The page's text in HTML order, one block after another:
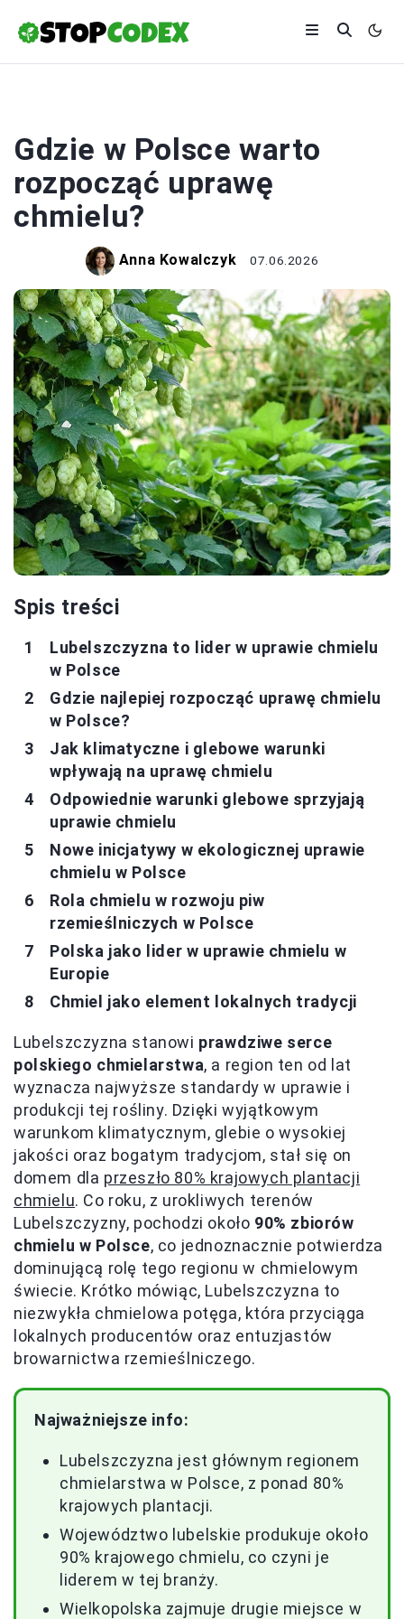
Gdzie w Polsce warto
rozpocząć uprawę
chmielu?
Anna Kowalczyk 07.06.2026
Spis treści
Lubelszczyzna to lider w uprawie chmielu
w Polsce
Gdzie najlepiej rozpocząć uprawę chmielu
w Polsce?
Jak klimatyczne i glebowe warunki
wpływają na uprawę chmielu
Odpowiednie warunki glebowe sprzyjają
uprawie chmielu
Nowe inicjatywy w ekologicznej uprawie
chmielu w Polsce
Rola chmielu w rozwoju piw
rzemieślniczych w Polsce
Polska jako lider w uprawie chmielu w
Europie
Chmiel jako element lokalnych tradycji
Lubelszczyzna stanowi prawdziwe serce
polskiego chmielarstwa, a region ten od lat
wyznacza najwyższe standardy w uprawie i
produkcji tej rośliny. Dzięki wyjątkowym
warunkom klimatycznym, glebie o wysokiej
jakości oraz bogatym tradycjom, stał się on
domem dla przeszło 80% krajowych plantacji
chmielu. Co roku, z urokliwych terenów
Lubelszczyzny, pochodzi około 90% zbiorów
chmielu w Polsce, co jednoznacznie potwierdza
dominującą rolę tego regionu w chmielowym
świecie. Krótko mówiąc, Lubelszczyzna to
niezwykła chmielowa potęga, która przyciąga
lokalnych producentów oraz entuzjastów
browarnictwa rzemieślniczego.
Najważniejsze info:
Lubelszczyzna jest głównym regionem
chmielarstwa w Polsce, z ponad 80%
krajowych plantacji.
Województwo lubelskie produkuje około
90% krajowego chmielu, co czyni je
liderem w tej branży.
Wielkopolska zajmuje drugie miejsce w